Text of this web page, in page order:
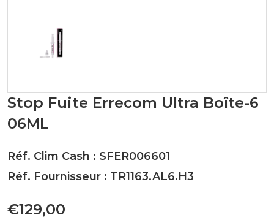
Stop Fuite Errecom Ultra Boîte-6
06ML
Réf. Clim Cash : SFER006601
Réf. Fournisseur : TR1163.AL6.H3
€129,00